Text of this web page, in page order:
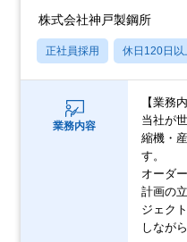
株式会社神戸製鋼所
正社員採用 休日120日以
業務内容
【業務
当社が
縮機・
す。
オーダ
計画の
ジェク
しなが